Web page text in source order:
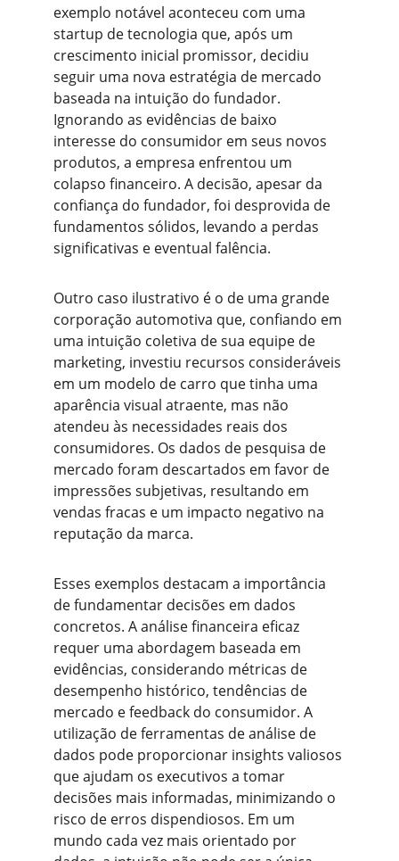
exemplo notável aconteceu com uma
startup de tecnologia que, após um
crescimento inicial promissor, decidiu
seguir uma nova estratégia de mercado
baseada na intuição do fundador.
Ignorando as evidências de baixo
interesse do consumidor em seus novos
produtos, a empresa enfrentou um
colapso financeiro. A decisão, apesar da
confiança do fundador, foi desprovida de
fundamentos sólidos, levando a perdas
significativas e eventual falência.
Outro caso ilustrativo é o de uma grande
corporação automotiva que, confiando em
uma intuição coletiva de sua equipe de
marketing, investiu recursos consideráveis
em um modelo de carro que tinha uma
aparência visual atraente, mas não
atendeu às necessidades reais dos
consumidores. Os dados de pesquisa de
mercado foram descartados em favor de
impressões subjetivas, resultando em
vendas fracas e um impacto negativo na
reputação da marca.
Esses exemplos destacam a importância
de fundamentar decisões em dados
concretos. A análise financeira eficaz
requer uma abordagem baseada em
evidências, considerando métricas de
desempenho histórico, tendências de
mercado e feedback do consumidor. A
utilização de ferramentas de análise de
dados pode proporcionar insights valiosos
que ajudam os executivos a tomar
decisões mais informadas, minimizando o
risco de erros dispendiosos. Em um
mundo cada vez mais orientado por